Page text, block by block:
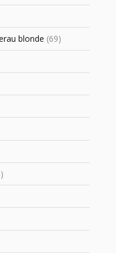
blonde (69)